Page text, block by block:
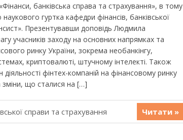
банківська справа та страхування», в тому
гуртка кафедри фінансів, банківської
Презентувавши доповідь Людмила
учасників заходу на основних напрямках та
ринку України, зокрема необанкінгу,
криптовалюті, штучному інтелекті. Також
діяльності фінтех-компаній на фінансовому ринку
зміни, що сталися на […]
справи та страхування Читати »